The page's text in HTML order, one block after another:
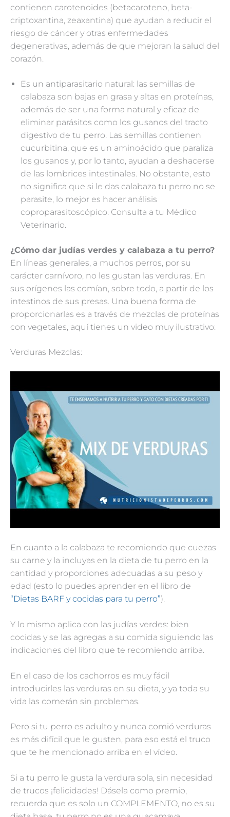
contienen carotenoides (betacaroteno, beta-
criptoxantina, zeaxantina) que ayudan a reducir el
riesgo de cáncer y otras enfermedades
degenerativas, además de que mejoran la salud del
corazón.
Es un antiparasitario natural: las semillas de
calabaza son bajas en grasa y altas en proteínas,
además de ser una forma natural y eficaz de
eliminar parásitos como los gusanos del tracto
digestivo de tu perro. Las semillas contienen
cucurbitina, que es un aminoácido que paraliza
los gusanos y, por lo tanto, ayudan a deshacerse
de las lombrices intestinales. No obstante, esto
no significa que si le das calabaza tu perro no se
parasite, lo mejor es hacer análisis
coproparasitoscópico. Consulta a tu Médico
Veterinario.
¿Cómo dar judías verdes y calabaza a tu perro?
En líneas generales, a muchos perros, por su
carácter carnívoro, no les gustan las verduras. En
sus orígenes las comían, sobre todo, a partir de los
intestinos de sus presas. Una buena forma de
proporcionarlas es a través de mezclas de proteínas
con vegetales, aquí tienes un video muy ilustrativo:
Verduras Mezclas:
En cuanto a la calabaza te recomiendo que cuezas
su carne y la incluyas en la dieta de tu perro en la
cantidad y proporciones adecuadas a su peso y
edad (esto lo puedes aprender en el libro de
“Dietas BARF y cocidas para tu perro”).
Y lo mismo aplica con las judías verdes: bien
cocidas y se las agregas a su comida siguiendo las
indicaciones del libro que te recomiendo arriba.
En el caso de los cachorros es muy fácil
introducirles las verduras en su dieta, y ya toda su
vida las comerán sin problemas.
Pero si tu perro es adulto y nunca comió verduras
es más difícil que le gusten, para eso está el truco
que te he mencionado arriba en el vídeo.
Si a tu perro le gusta la verdura sola, sin necesidad
de trucos ¡felicidades! Dásela como premio,
recuerda que es solo un COMPLEMENTO, no es su